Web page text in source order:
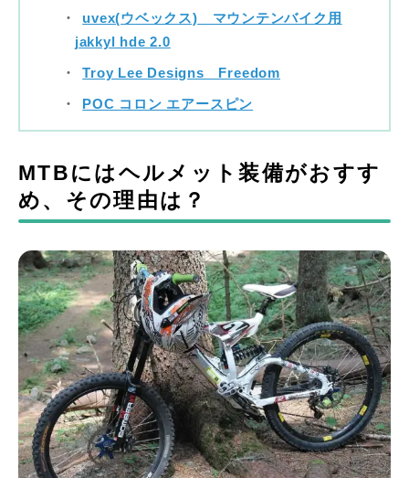
uvex(ウベックス) マウンテンバイク用
jakkyl hde 2.0
Troy Lee Designs Freedom
POC コロン エアースピン
MTBにはヘルメット装備がおすす
め、その理由は？